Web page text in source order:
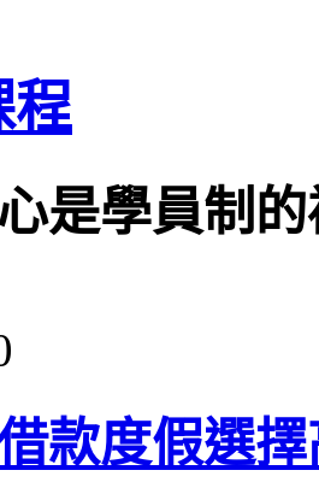
程
是學員制
款度假選